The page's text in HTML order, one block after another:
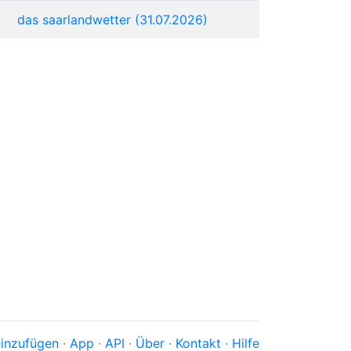
das saarlandwetter (31.07.2026)
· App · API · Über · Kontakt · Hilfe